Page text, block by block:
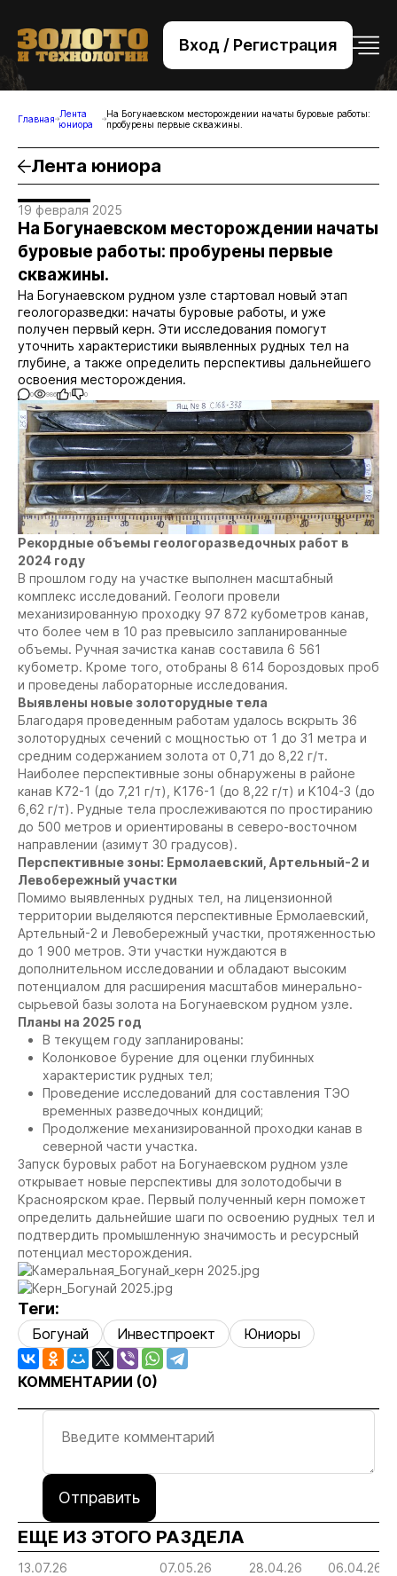
Вход / Регистрация
+7 (495) 221-76-32
bsv@zolteh.ru
Главная Лента
юниора
На Богунаевском месторождении начаты буровые работы:
пробурены первые скважины.
Лента юниора
19 февраля 2025
На Богунаевском месторождении начаты
буровые работы: пробурены первые
скважины.
На Богунаевском рудном узле стартовал новый этап
геологоразведки: начаты буровые работы, и уже
получен первый керн. Эти исследования помогут
уточнить характеристики выявленных рудных тел на
глубине, а также определить перспективы дальнейшего
освоения месторождения.
0 986 1 0
Рекордные объемы геологоразведочных работ в
2024 году
В прошлом году на участке выполнен масштабный
комплекс исследований. Геологи провели
механизированную проходку 97 872 кубометров канав,
что более чем в 10 раз превысило запланированные
объемы. Ручная зачистка канав составила 6 561
кубометр. Кроме того, отобраны 8 614 бороздовых проб
и проведены лабораторные исследования.
Выявлены новые золоторудные тела
Благодаря проведенным работам удалось вскрыть 36
золоторудных сечений с мощностью от 1 до 31 метра и
средним содержанием золота от 0,71 до 8,22 г/т.
Наиболее перспективные зоны обнаружены в районе
канав K72-1 (до 7,21 г/т), K176-1 (до 8,22 г/т) и K104-3 (до
6,62 г/т). Рудные тела прослеживаются по простиранию
до 500 метров и ориентированы в северо-восточном
направлении (азимут 30 градусов).
Перспективные зоны: Ермолаевский, Артельный-2 и
Левобережный участки
Помимо выявленных рудных тел, на лицензионной
территории выделяются перспективные Ермолаевский,
Артельный-2 и Левобережный участки, протяженностью
до 1 900 метров. Эти участки нуждаются в
дополнительном исследовании и обладают высоким
потенциалом для расширения масштабов минерально-
сырьевой базы золота на Богунаевском рудном узле.
Планы на 2025 год
В текущем году запланированы:
Колонковое бурение для оценки глубинных
характеристик рудных тел;
Проведение исследований для составления ТЭО
временных разведочных кондиций;
Продолжение механизированной проходки канав в
северной части участка.
Запуск буровых работ на Богунаевском рудном узле
открывает новые перспективы для золотодобычи в
Красноярском крае. Первый полученный керн поможет
определить дальнейшие шаги по освоению рудных тел и
подтвердить промышленную значимость и ресурсный
потенциал месторождения.
Теги:
Богунай Инвестпроект Юниоры
КОММЕНТАРИИ (0)
Отправить
ЕЩЕ ИЗ ЭТОГО РАЗДЕЛА
13.07.26 07.05.26 28.04.26 06.04.26